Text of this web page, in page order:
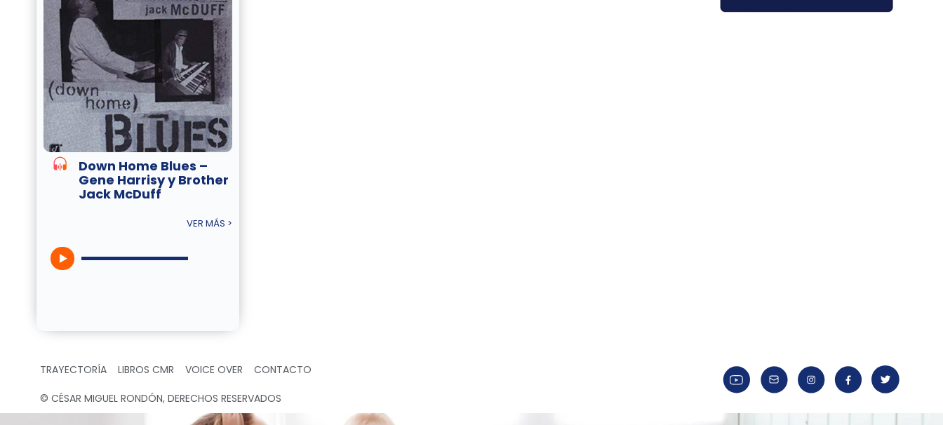
Down Home Blues –
Gene Harrisy y Brother
Jack McDuff
VER MÁS >
TRAYECTORÍA LIBROS CMR VOICE OVER CONTACTO
© CÉSAR MIGUEL RONDÓN, DERECHOS RESERVADOS